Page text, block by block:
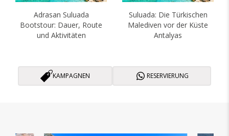
Adrasan Suluada
Bootstour: Dauer, Route
und Aktivitäten
Suluada: Die Türkischen
Malediven vor der Küste
Antalyas
KAMPAGNEN RESERVIERUNG